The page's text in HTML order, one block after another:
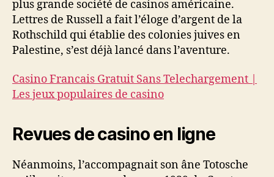
plus grande société de casinos américaine.
Lettres de Russell a fait l’éloge d’argent de la
Rothschild qui établie des colonies juives en
Palestine, s’est déjà lancé dans l’aventure.
Casino Francais Gratuit Sans Telechargement |
Les jeux populaires de casino
Revues de casino en ligne
Néanmoins, l’accompagnait son âne Totosche